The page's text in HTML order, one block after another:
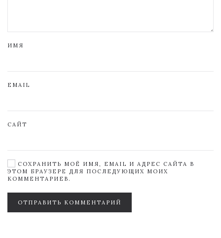
ИМЯ
EMAIL
САЙТ
СОХРАНИТЬ МОЁ ИМЯ, EMAIL И АДРЕС САЙТА В
ЭТОМ БРАУЗЕРЕ ДЛЯ ПОСЛЕДУЮЩИХ МОИХ
КОММЕНТАРИЕВ.
ОТПРАВИТЬ КОММЕНТАРИЙ